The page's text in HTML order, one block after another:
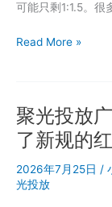
可能只剩1:1.5。
聚
隐
形
衰
减
曲
Read More »
聚光投放
了新规的
2026年7月25日 /
光投放